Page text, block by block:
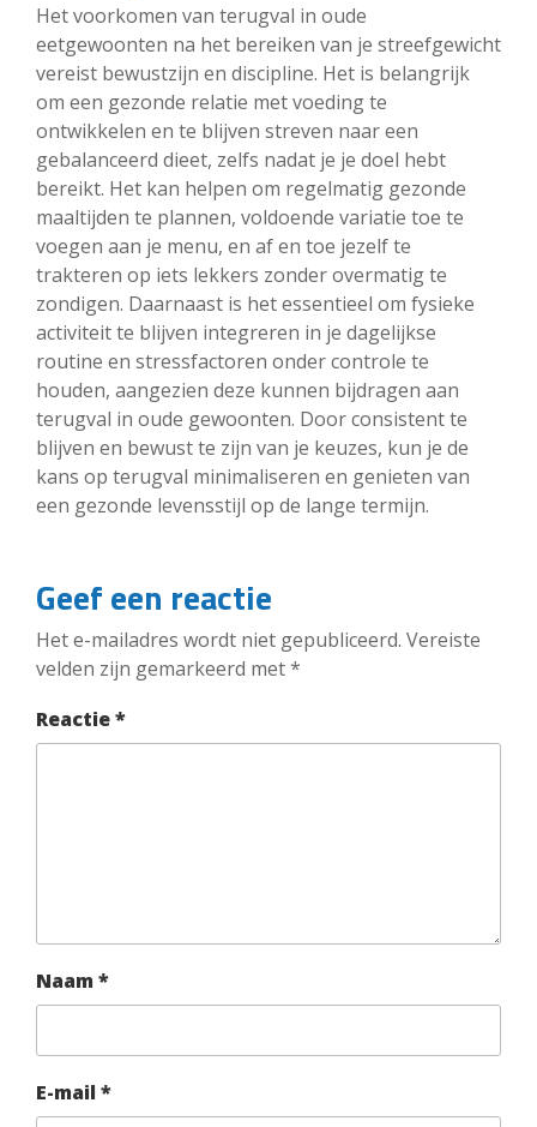
Het voorkomen van terugval in oude
eetgewoonten na het bereiken van je streefgewicht
vereist bewustzijn en discipline. Het is belangrijk
om een gezonde relatie met voeding te
ontwikkelen en te blijven streven naar een
gebalanceerd dieet, zelfs nadat je je doel hebt
bereikt. Het kan helpen om regelmatig gezonde
maaltijden te plannen, voldoende variatie toe te
voegen aan je menu, en af en toe jezelf te
trakteren op iets lekkers zonder overmatig te
zondigen. Daarnaast is het essentieel om fysieke
activiteit te blijven integreren in je dagelijkse
routine en stressfactoren onder controle te
houden, aangezien deze kunnen bijdragen aan
terugval in oude gewoonten. Door consistent te
blijven en bewust te zijn van je keuzes, kun je de
kans op terugval minimaliseren en genieten van
een gezonde levensstijl op de lange termijn.
Geef een reactie
Het e-mailadres wordt niet gepubliceerd. Vereiste
velden zijn gemarkeerd met*
Reactie*
Naam *
E-mail *